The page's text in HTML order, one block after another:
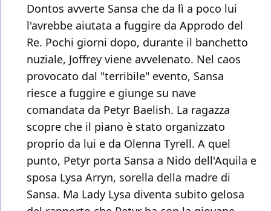
Dontos avverte Sansa che da lì a poco lui
l'avrebbe aiutata a fuggire da Approdo del
Re. Pochi giorni dopo, durante il banchetto
nuziale, Joffrey viene avvelenato. Nel caos
provocato dal "terribile" evento, Sansa
riesce a fuggire e giunge su nave
comandata da Petyr Baelish. La ragazza
scopre che il piano è stato organizzato
proprio da lui e da Olenna Tyrell. A quel
punto, Petyr porta Sansa a Nido dell'Aquila e
sposa Lysa Arryn, sorella della madre di
Sansa. Ma Lady Lysa diventa subito gelosa